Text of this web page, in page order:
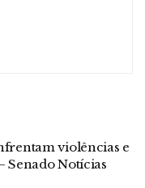
violências e
Senado Notícias